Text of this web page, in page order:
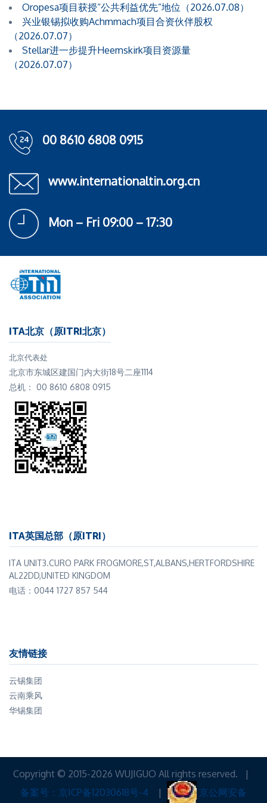
Oropesa项目获授“公共利益优先”地位（2026.07.08）
兴业银锡拟收购Achmmach项目合资伙伴股权
（2026.07.07）
Stellar进一步提升Heemskirk项目资源量
（2026.07.07）
00 8610 6808 0915
www.internationaltin.org.cn
Mon – Fri 09:00 – 17:30
ITA北京（原ITRI北京）
北京代表处
北京市东城区建国门内大街18号二座1114
总机： 00 8610 6808 0915
ITA英国总部（原ITRI）
ITA UNIT3.CURO PARK FROGMORE,ST,ALBANS,HERTFORDSHIRE
AL22DD,UNITED KINGDOM
电话：0044 1727 857 544
友情链接
云锡集团
云南乘风
华锡集团
Copyright © 2015-2026 WUJIGUO All rights reserved. |
备案号：京ICP备12030618号-4
| 京公网安备